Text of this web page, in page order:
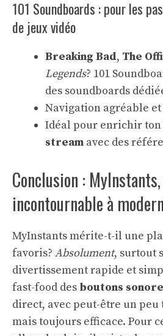
101 Soundboards : pour les
de jeux vidéo
Breaking Bad, The
Legends? 101
des soundboards
Navigation agréable
Idéal pour enrichir ton
stream avec des
Conclusion :
incontournable à
MyInstants mérite-t-il une
favoris? Absolument, surtout
divertissement rapide et
fast-food des boutons
direct, avec peut-être un
mais toujours efficace. Pour